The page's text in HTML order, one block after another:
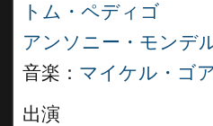
トム・ペディゴ
アンソニー・モンデ
音楽： マイケル・ゴ
出演